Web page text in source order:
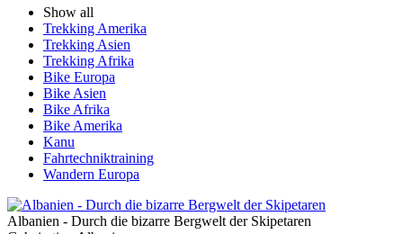
Show all
Trekking Amerika
Trekking Asien
Trekking Afrika
Bike Europa
Bike Asien
Bike Afrika
Bike Amerika
Kanu
Fahrtechniktraining
Wandern Europa
Albanien - Durch die bizarre Bergwelt der Skipetaren